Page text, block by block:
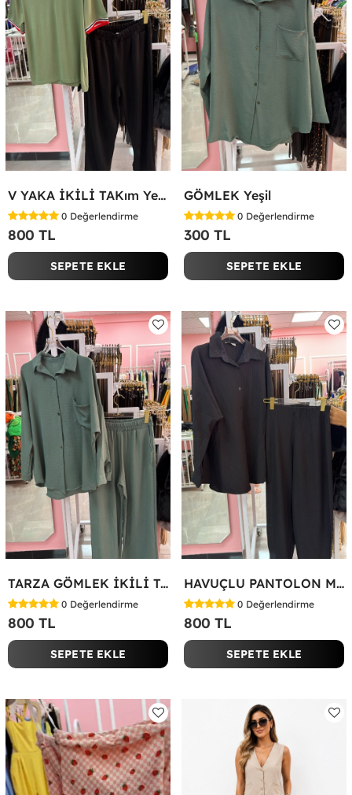
V YAKA İKİLİ TAKım Yeşil
0 Değerlendirme
800 TL
SEPETE EKLE
GÖMLEK Yeşil
0 Değerlendirme
300 TL
SEPETE EKLE
TARZA GÖMLEK İKİLİ TAKIM KOT KUMAŞ Yeşil
0 Değerlendirme
800 TL
SEPETE EKLE
HAVUÇLU PANTOLON MİYASE TAKIM Siyah
0 Değerlendirme
800 TL
SEPETE EKLE